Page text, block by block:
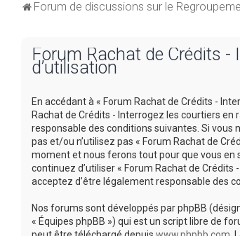
Forum de discussions sur le
Forum Rachat de Crédits -
d’utilisation
En accédant à « Forum Rachat de Crédits -
Rachat de Crédits - Interrogez les courtiers
responsable des conditions suivantes. Si vous
pas et/ou n’utilisez pas « Forum Rachat de
moment et nous ferons tout pour que vous en
continuez d’utiliser « Forum Rachat de
acceptez d’être légalement responsable des
Nos forums sont développés par phpBB
« Équipes phpBB ») qui est un script libre de